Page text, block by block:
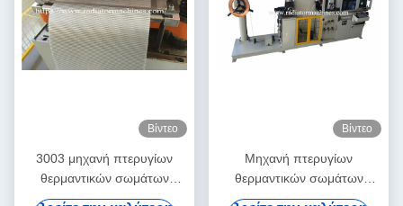
Βίντεο
3003 μηχανή πτερυγίων
θερμαντικών σωμάτων
φύλλων αλουμινίου για το
Βίντεο
Μηχανή πτερυγίων
θερμαντικών σωμάτων
χαλκού, πτερύγιο που